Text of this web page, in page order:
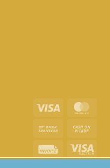
Visa
Bank
Invoice Visa